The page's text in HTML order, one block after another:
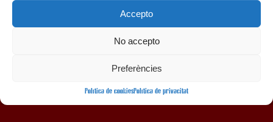
Accepto
No accepto
Preferències
Política de cookiesPolítica de privacitat
AMB LA COL·LABORACIÓ